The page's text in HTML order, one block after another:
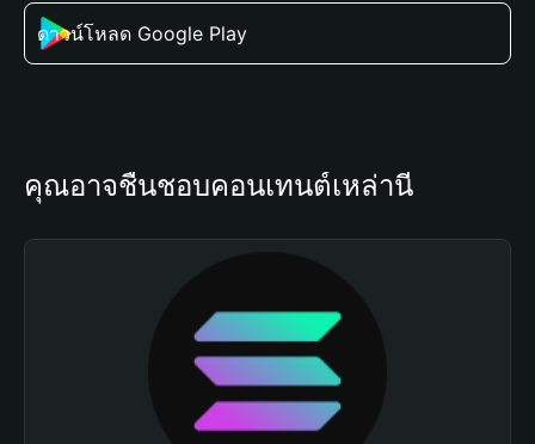
ดาวน์โหลด Google Play
คุณอาจชื่นชอบคอนเทนต์เหล่านี้